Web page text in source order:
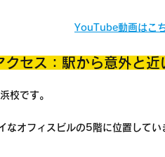
YouTube動画はこ
セス：駅から意外と近
校です。
なオフィスビルの5階に位置して